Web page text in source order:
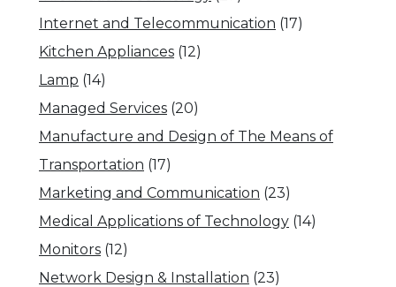
Internet and Telecommunication (17)
Kitchen Appliances (12)
Lamp (14)
Managed Services (20)
Manufacture and Design of The Means of
Transportation (17)
Marketing and Communication (23)
Medical Applications of Technology (14)
Monitors (12)
Network Design & Installation (23)